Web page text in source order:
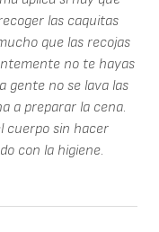
las caquitas
que las recojas
no te hayas
gente no se lava las
a preparar la cena.
cuerpo sin hacer
con la higiene.